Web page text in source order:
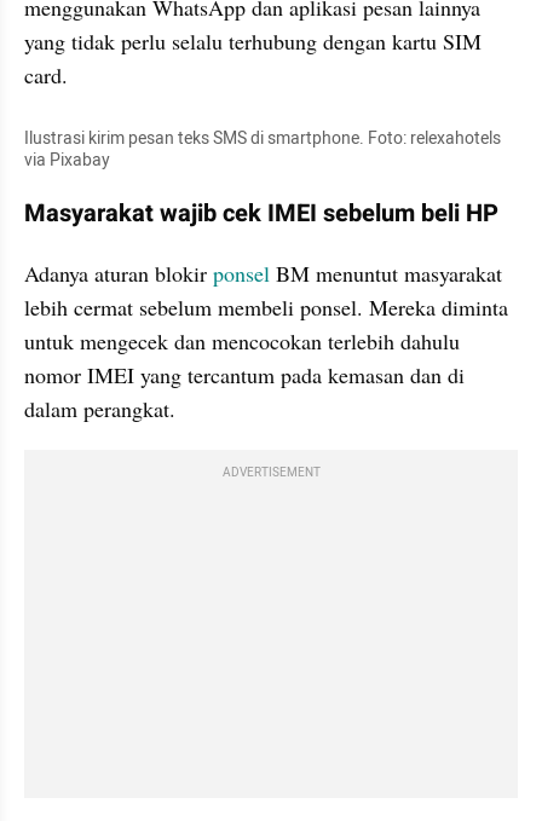
menggunakan WhatsApp dan aplikasi pesan lainnya
yang tidak perlu selalu terhubung dengan kartu SIM
card.
Ilustrasi kirim pesan teks SMS di smartphone. Foto: relexahotels
via Pixabay
Masyarakat wajib cek IMEI sebelum beli HP
Adanya aturan blokir ponsel BM menuntut masyarakat
lebih cermat sebelum membeli ponsel. Mereka diminta
untuk mengecek dan mencocokan terlebih dahulu
nomor IMEI yang tercantum pada kemasan dan di
dalam perangkat.
ADVERTISEMENT